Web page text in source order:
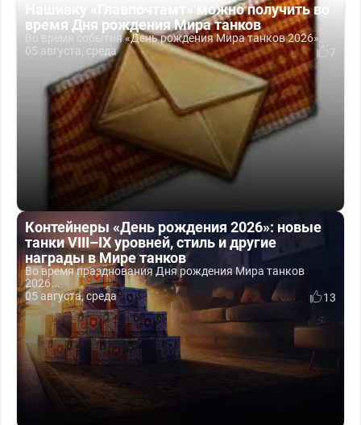
Нашивку «Главпочтамт» можно получить во
время Дня рождения Мира танков
Во время события «День рождения Мира танков 2026»...
05 августа, среда
7
Контейнеры «День рождения 2026»: новые
танки VIII–IX уровней, стиль и другие
награды в Мире танков
Во время празднования Дня рождения Мира танков
2026...
05 августа, среда
13